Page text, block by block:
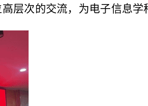
层次的交流，为电子信息学